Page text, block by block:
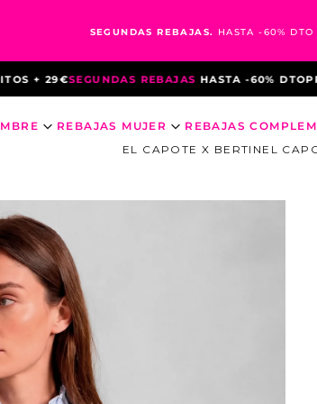
SEGUNDAS REBAJAS. HASTA -60% DTO
+ 29€SEGUNDAS REBAJASHASTA -60% DTO
REBAJAS MUJER REBAJAS
EL CAPOTE X BERTIN EL